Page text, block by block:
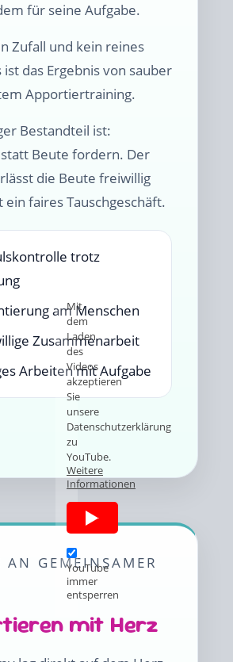
für seine Aufgabe.
Zufall und kein reines
ist das Ergebnis von sauber
Apportiertraining.
Bestandteil ist:
Beute fordern. Der
die Beute freiwillig
ein faires Tauschgeschäft.
trotz
am Menschen
Zusammenarbeit
Arbeiten mit Aufgabe
Mit
dem
Laden
des
Videos
akzeptieren
Sie
unsere
Datenschutzerklärung
zu
YouTube.
Weitere
Informationen
YouTube
immer
entsperren
AN GEMEINSAMER
mit Herz